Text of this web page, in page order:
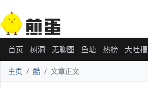
首页 树洞 无聊图 鱼塘 热榜 大吐槽
主页 酷 文章正文